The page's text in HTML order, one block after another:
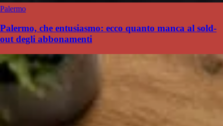
Palermo
Palermo, che entusiasmo: ecco quanto manca al sold-
out degli abbonamenti